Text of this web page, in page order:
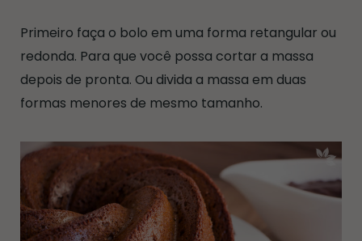
Primeiro faça o bolo em uma forma retangular ou
redonda. Para que você possa cortar a massa
depois de pronta. Ou divida a massa em duas
formas menores de mesmo tamanho.